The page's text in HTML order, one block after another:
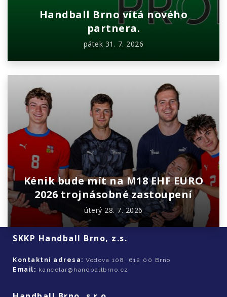
Handball Brno vítá nového
partnera.
pátek 31. 7. 2026
Kénik bude mít na M18 EHF EURO
2026 trojnásobné zastoupení
úterý 28. 7. 2026
SKKP Handball Brno, z.s.
Kontaktní adresa: Vodova 108, 612 00 Brno
Email: kancelar@handballbrno.cz